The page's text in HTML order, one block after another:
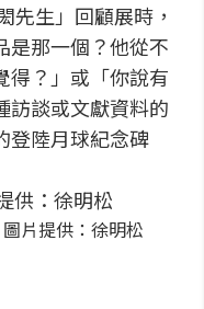
先生」回顧展時，
是那一個？他從不
得？」或「你說有
訪談或文獻資料的
登陸月球紀念碑
片提供：徐明松